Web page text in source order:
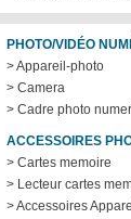
PHOTO/VIDÉO
> Appareil-photo
> Camera
> Cadre photo
ACCESSOIRES
> Cartes memoire
> Lecteur cartes
> Accessoires